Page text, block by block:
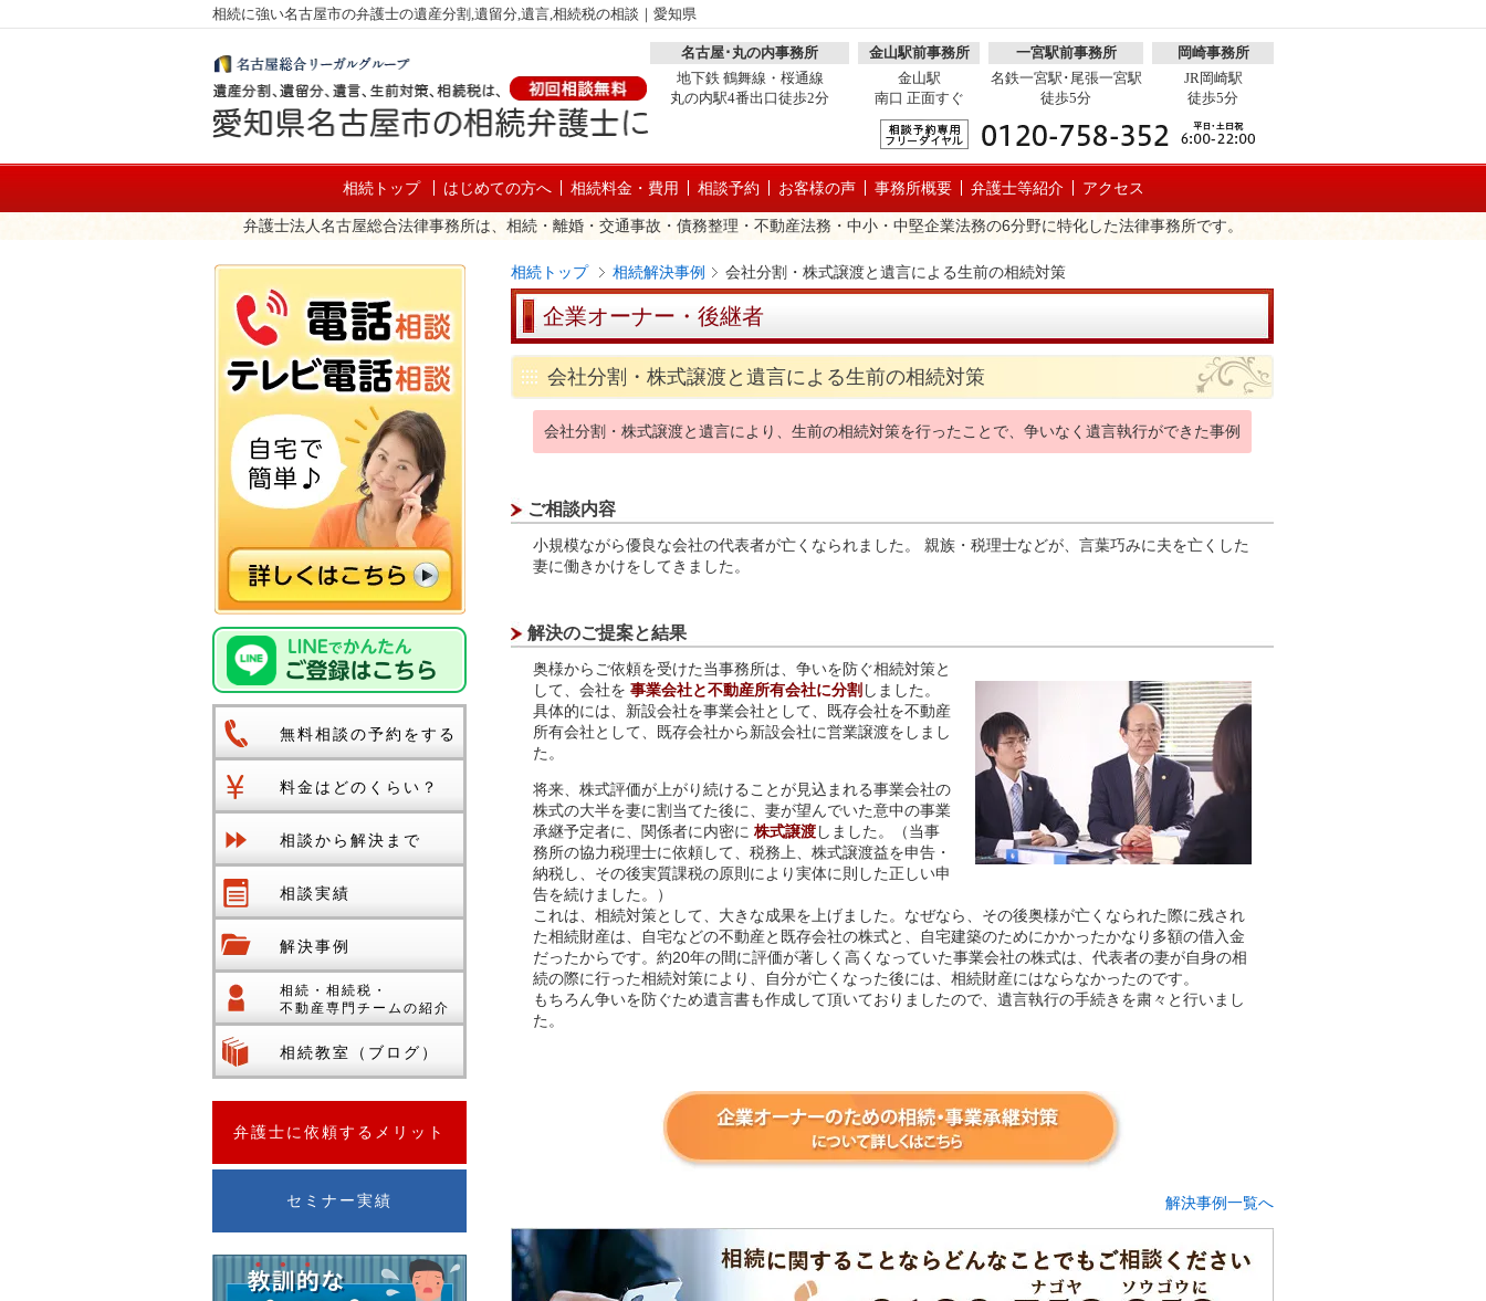
相続に強い名古屋市の弁護士の遺産分割,遺留分,遺言,相続税の相談｜愛知県
名古屋･丸の内事務所
地下鉄 鶴舞線・桜通線
丸の内駅4番出口徒歩2分
金山駅前事務所
金山駅
南口 正面すぐ
一宮駅前事務所
名鉄一宮駅･尾張一宮駅
徒歩5分
岡崎事務所
JR岡崎駅
徒歩5分
相続トップ はじめての方へ 相続料金・費用 相談予約 お客様の声 事務所概要 弁護士等紹介 アクセス
弁護士法人名古屋総合法律事務所は、相続・離婚・交通事故・債務整理・不動産法務・中小・中堅企業法務の6分野に特化した法律事務所です。
相続トップ 相続解決事例 会社分割・株式譲渡と遺言による生前の相続対策
企業オーナー・後継者
会社分割・株式譲渡と遺言による生前の相続対策
会社分割・株式譲渡と遺言により、生前の相続対策を行ったことで、争いなく遺言執行ができた事例
ご相談内容
小規模ながら優良な会社の代表者が亡くなられました。 親族・税理士などが、言葉巧みに夫を亡くした
妻に働きかけをしてきました。
解決のご提案と結果
奥様からご依頼を受けた当事務所は、争いを防ぐ相続対策と
して、会社を 事業会社と不動産所有会社に分割 しました。
具体的には、新設会社を事業会社として、既存会社を不動産
所有会社として、既存会社から新設会社に営業譲渡をしまし
た。
将来、株式評価が上がり続けることが見込まれる事業会社の
株式の大半を妻に割当てた後に、妻が望んでいた意中の事業
承継予定者に、関係者に内密に 株式譲渡しました。（当事
務所の協力税理士に依頼して、税務上、株式譲渡益を申告・
納税し、その後実質課税の原則により実体に則した正しい申
告を続けました。）
これは、相続対策として、大きな成果を上げました。なぜなら、その後奥様が亡くなられた際に残され
た相続財産は、自宅などの不動産と既存会社の株式と、自宅建築のためにかかったかなり多額の借入金
だったからです。約20年の間に評価が著しく高くなっていた事業会社の株式は、代表者の妻が自身の相
続の際に行った相続対策により、自分が亡くなった後には、相続財産にはならなかったのです。
もちろん争いを防ぐため遺言書も作成して頂いておりましたので、遺言執行の手続きを粛々と行いまし
た。
解決事例一覧へ
無料相談の予約をする
料金はどのくらい？
相談から解決まで
相談実績
解決事例
相続・相続税・
不動産専門チームの紹介
相続教室（ブログ）
弁護士に依頼するメリット
セミナー実績